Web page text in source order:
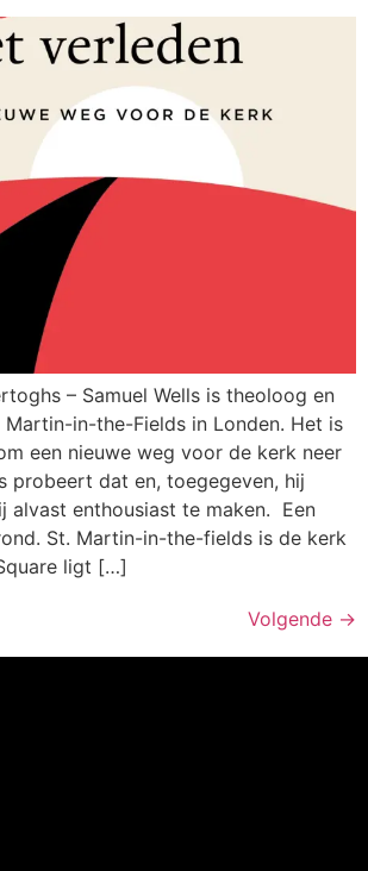
– Samuel Wells is theoloog en
in-the-Fields in Londen. Het is
een nieuwe weg voor de kerk neer
probeert dat en, toegegeven, hij
alvast enthousiast te maken. Een
St. Martin-in-the-fields is de kerk
ligt […]
Volgende →